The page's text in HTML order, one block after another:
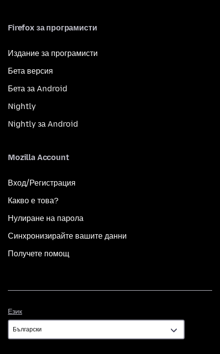
Firefox за програмисти
Издание за програмисти
Бета версия
Бета за Android
Nightly
Nightly за Android
Mozilla Account
Вход/Регистрация
Какво е това?
Нулиране на парола
Синхронизирайте вашите данни
Получете помощ
Език